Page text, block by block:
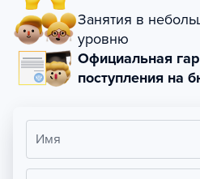
Занятия в
уровню
Официальная
поступления на
Имя